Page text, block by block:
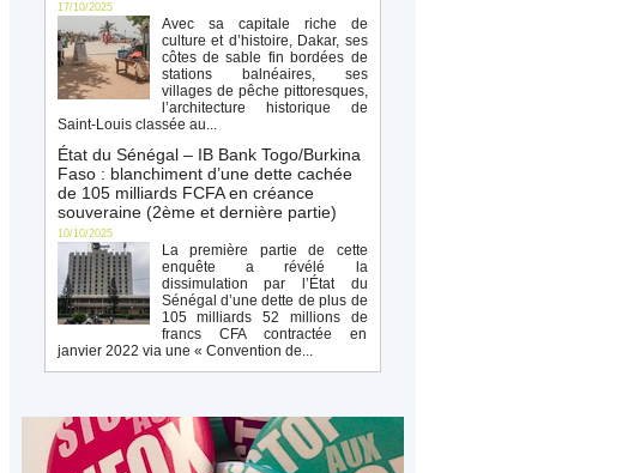
17/10/2025
Avec sa capitale riche de
culture et d’histoire, Dakar, ses
côtes de sable fin bordées de
stations balnéaires, ses
villages de pêche pittoresques,
l’architecture historique de
Saint-Louis classée au...
État du Sénégal – IB Bank Togo/Burkina
Faso : blanchiment d’une dette cachée
de 105 milliards FCFA en créance
souveraine (2ème et dernière partie)
10/10/2025
La première partie de cette
enquête a révélé la
dissimulation par l’État du
Sénégal d’une dette de plus de
105 milliards 52 millions de
francs CFA contractée en
janvier 2022 via une « Convention de...